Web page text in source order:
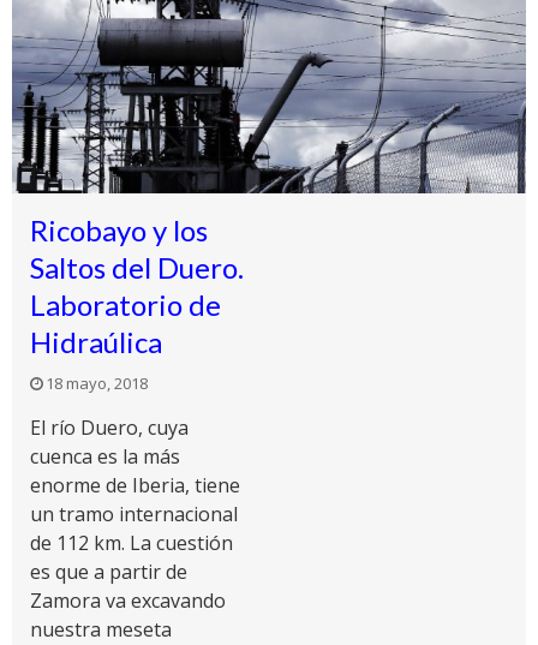
Ricobayo y los
Saltos del Duero.
Laboratorio de
Hidraúlica
18 mayo, 2018
El río Duero, cuya
cuenca es la más
enorme de Iberia, tiene
un tramo internacional
de 112 km. La cuestión
es que a partir de
Zamora va excavando
nuestra meseta